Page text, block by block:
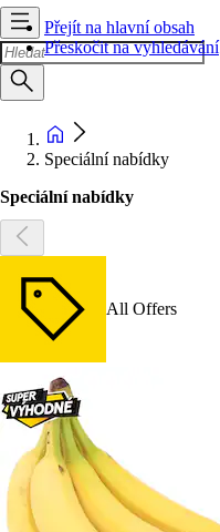
Přejít na hlavní obsah
Přeskočit na vyhledávání
Speciální nabídky
Speciální nabídky
All Offers